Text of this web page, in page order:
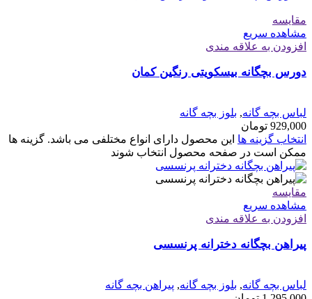
مقایسه
مشاهده سریع
افزودن به علاقه مندی
دورس بچگانه بیسکویتی رنگین کمان
لباس بچه گانه, بلوز بچه گانه
929,000 تومان
انتخاب گزینه ها این محصول دارای انواع مختلفی می باشد. گزینه ها
ممکن است در صفحه محصول انتخاب شوند
مقایسه
مشاهده سریع
افزودن به علاقه مندی
پیراهن بچگانه دخترانه پرنسسی
لباس بچه گانه, بلوز بچه گانه, پیراهن بچه گانه